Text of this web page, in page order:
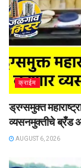
क्राईम
ड्रग्समुक्त
व्यसनमुक्तीचे
AUGUST 6, 2026